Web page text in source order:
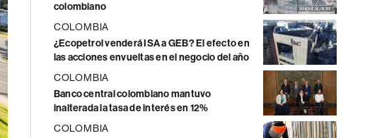
colombiano
COLOMBIA
¿Ecopetrol venderá ISA a GEB? El efecto en
las acciones envueltas en el negocio del año
COLOMBIA
Banco central colombiano mantuvo
inalterada la tasa de interés en 12%
COLOMBIA